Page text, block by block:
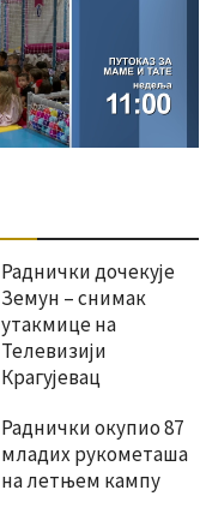
Раднички дочекује
Земун – снимак
утакмице на
Телевизији
Крагујевац
Раднички окупио 87
младих рукометаша
на летњем кампу